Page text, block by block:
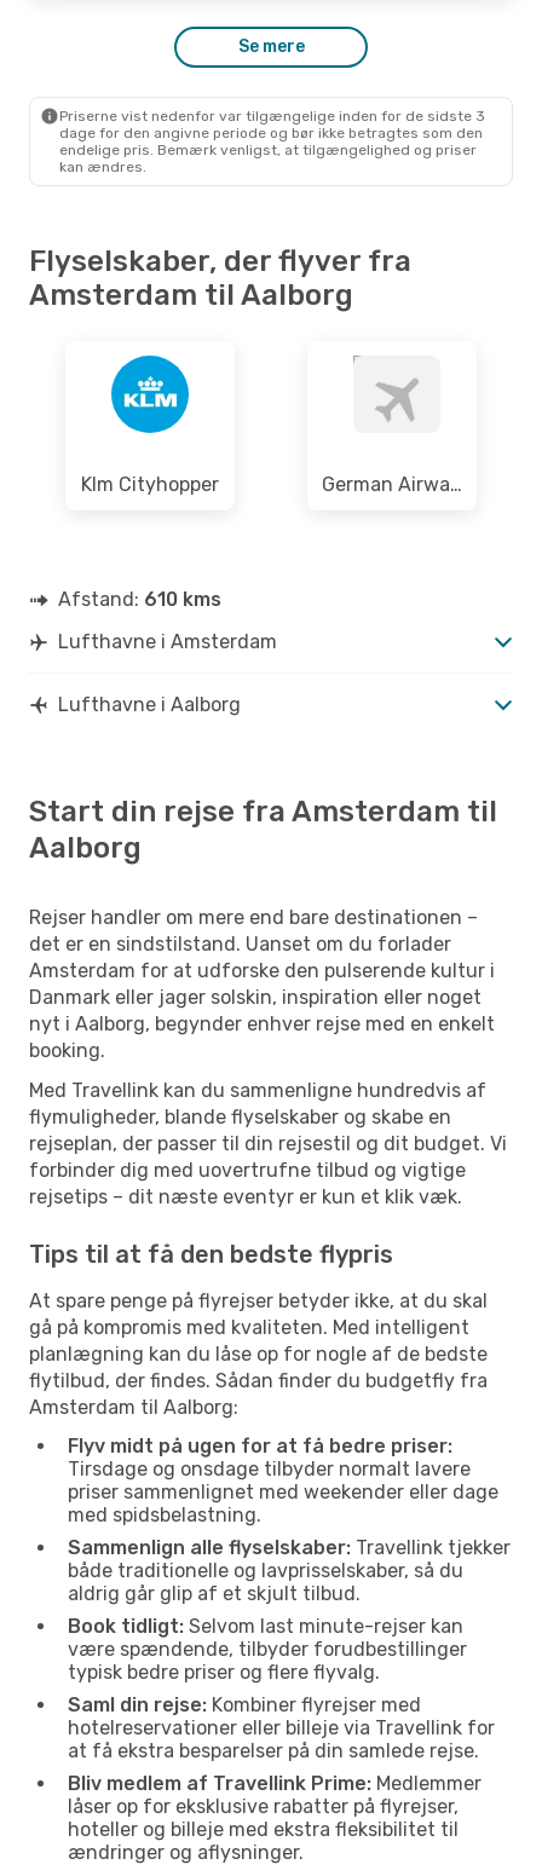
1 Mellemlanding
Norwegian Air Sweden
Se mere
Priserne vist nedenfor var tilgængelige inden for de sidste 3
dage for den angivne periode og bør ikke betragtes som den
endelige pris. Bemærk venligst, at tilgængelighed og priser
kan ændres.
Flyselskaber, der flyver fra
Amsterdam til Aalborg
Klm Cityhopper German Airways
Afstand: 610 kms
Lufthavne i Amsterdam
Lufthavne i Aalborg
Start din rejse fra Amsterdam til
Aalborg
Rejser handler om mere end bare destinationen –
det er en sindstilstand. Uanset om du forlader
Amsterdam for at udforske den pulserende kultur i
Danmark eller jager solskin, inspiration eller noget
nyt i Aalborg, begynder enhver rejse med en enkelt
booking.
Med Travellink kan du sammenligne hundredvis af
flymuligheder, blande flyselskaber og skabe en
rejseplan, der passer til din rejsestil og dit budget. Vi
forbinder dig med uovertrufne tilbud og vigtige
rejsetips – dit næste eventyr er kun et klik væk.
Tips til at få den bedste flypris
At spare penge på flyrejser betyder ikke, at du skal
gå på kompromis med kvaliteten. Med intelligent
planlægning kan du låse op for nogle af de bedste
flytilbud, der findes. Sådan finder du budgetfly fra
Amsterdam til Aalborg:
Flyv midt på ugen for at få bedre priser:
Tirsdage og onsdage tilbyder normalt lavere
priser sammenlignet med weekender eller dage
med spidsbelastning.
Sammenlign alle flyselskaber: Travellink tjekker
både traditionelle og lavprisselskaber, så du
aldrig går glip af et skjult tilbud.
Book tidligt: Selvom last minute-rejser kan
være spændende, tilbyder forudbestillinger
typisk bedre priser og flere flyvalg.
Saml din rejse: Kombiner flyrejser med
hotelreservationer eller billeje via Travellink for
at få ekstra besparelser på din samlede rejse.
Bliv medlem af Travellink Prime: Medlemmer
låser op for eksklusive rabatter på flyrejser,
hoteller og billeje med ekstra fleksibilitet til
ændringer og aflysninger.